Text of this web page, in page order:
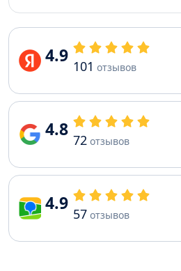
4.9 101 отзывов
4.8 72 отзывов
4.9 57 отзывов